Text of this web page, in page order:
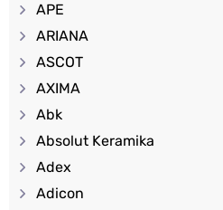
APE
ARIANA
ASCOT
AXIMA
Abk
Absolut Keramika
Adex
Adicon